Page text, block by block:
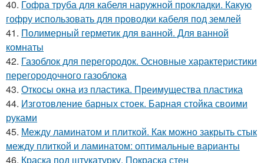
40. Гофра труба для кабеля наружной прокладки. Какую
гофру использовать для проводки кабеля под землей
41. Полимерный герметик для ванной. Для ванной
комнаты
42. Газоблок для перегородок. Основные характеристики
перегородочного газоблока
43. Откосы окна из пластика. Преимущества пластика
44. Изготовление барных стоек. Барная стойка своими
руками
45. Между ламинатом и плиткой. Как можно закрыть стык
между плиткой и ламинатом: оптимальные варианты
46. Краска под штукатурку. Покраска стен